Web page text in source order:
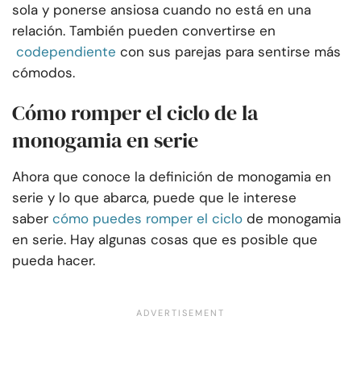
sola y ponerse ansiosa cuando no está en una
relación. También pueden convertirse en
codependiente con sus parejas para sentirse más
cómodos.
Cómo romper el ciclo de la
monogamia en serie
Ahora que conoce la definición de monogamia en
serie y lo que abarca, puede que le interese
saber cómo puedes romper el ciclo de monogamia
en serie. Hay algunas cosas que es posible que
pueda hacer.